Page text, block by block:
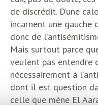
de discrédit. D’une
incarnent une gauche
donc de
Mais surtout parce
veulent pas entendre
nécessairement à
dont il est question
celle que mène El